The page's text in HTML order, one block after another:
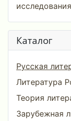
Каталог
Русская
Литература
Теория
Зарубежная